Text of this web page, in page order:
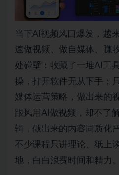
当下AI视频风口爆发，越
速做视频、做自媒体、賺
处碰壁：收藏了一堆AI工
操，打开软件无从下手；
媒体运营策略，做出来的
跟风用AI做视频，却不了
辑，做出来的内容同质化
不少课程只讲理论、纸上
地，白白浪费时间和精力。